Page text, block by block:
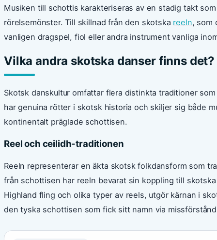
Musiken till schottis karakteriseras av en stadig takt
rörelsemönster. Till skillnad från den skotska reeln, som
vanligen dragspel, fiol eller andra instrument vanliga
Vilka andra skotska danser finns det?
Skotsk danskultur omfattar flera distinkta traditioner
har genuina rötter i skotsk historia och skiljer sig både
kontinentalt präglade schottisen.
Reel och ceilidh-traditionen
Reeln representerar en äkta skotsk folkdansform som
från schottisen har reeln bevarat sin koppling till
Highland fling och olika typer av reels, utgör kärnan i
den tyska schottisen som fick sitt namn via